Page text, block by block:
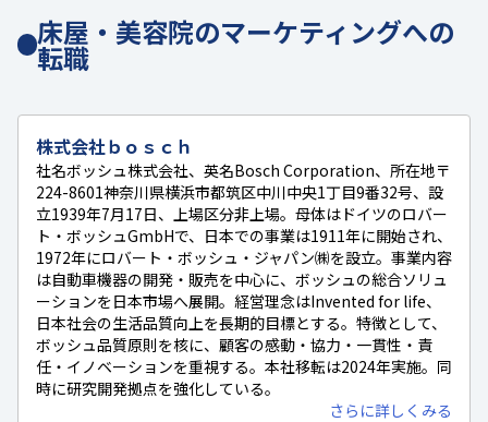
床屋・美容院のマーケティングへの
転職
株式会社ｂｏｓｃｈ
社名ボッシュ株式会社、英名Bosch Corporation、所在地〒
224-8601神奈川県横浜市都筑区中川中央1丁目9番32号、設
立1939年7月17日、上場区分非上場。母体はドイツのロバー
ト・ボッシュGmbHで、日本での事業は1911年に開始され、
1972年にロバート・ボッシュ・ジャパン㈱を設立。事業内容
は自動車機器の開発・販売を中心に、ボッシュの総合ソリュ
ーションを日本市場へ展開。経営理念はInvented for life、
日本社会の生活品質向上を長期的目標とする。特徴として、
ボッシュ品質原則を核に、顧客の感動・協力・一貫性・責
任・イノベーションを重視する。本社移転は2024年実施。同
時に研究開発拠点を強化している。
さらに詳しくみる